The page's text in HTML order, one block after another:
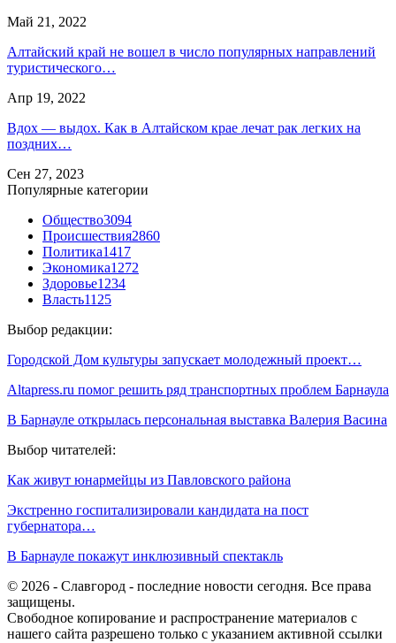
Май 21, 2022
Алтайский край не вошел в число популярных направлений
туристического…
Апр 19, 2022
Вдох — выдох. Как в Алтайском крае лечат рак легких на
поздних…
Сен 27, 2023
Популярные категории
Общество3094
Происшествия2860
Политика1417
Экономика1272
Здоровье1234
Власть1125
Выбор редакции:
Городской Дом культуры запускает молодежный проект…
Altapress.ru помог решить ряд транспортных проблем Барнаула
В Барнауле открылась персональная выставка Валерия Васина
Выбор читателей:
Как живут юнармейцы из Павловского района
Экстренно госпитализировали кандидата на пост
губернатора…
В Барнауле покажут инклюзивный спектакль
© 2026 - Славгород - последние новости сегодня. Все права
защищены.
Свободное копирование и распространение материалов с
нашего сайта разрешено только с указанием активной ссылки